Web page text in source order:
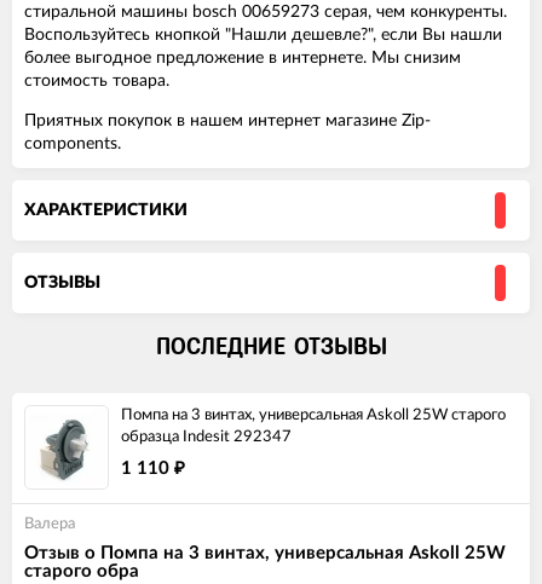
стиральной машины bosch 00659273 серая, чем конкуренты.
Воспользуйтесь кнопкой "Нашли дешевле?", если Вы нашли
более выгодное предложение в интернете. Мы снизим
стоимость товара.
Приятных покупок в нашем интернет магазине Zip-
components.
ХАРАКТЕРИСТИКИ
ОТЗЫВЫ
ПОСЛЕДНИЕ ОТЗЫВЫ
Помпа на 3 винтах, универсальная Askoll 25W старого
образца Indesit 292347
1 110 ₽
Валера
Отзыв о Помпа на 3 винтах, универсальная Askoll 25W
старого обра